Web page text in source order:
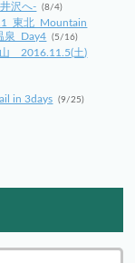
沢へ- (8/4)
東北_Mountain
泉_Day4 (5/16)
山 2016.11.5(土)
in 3days (9/25)